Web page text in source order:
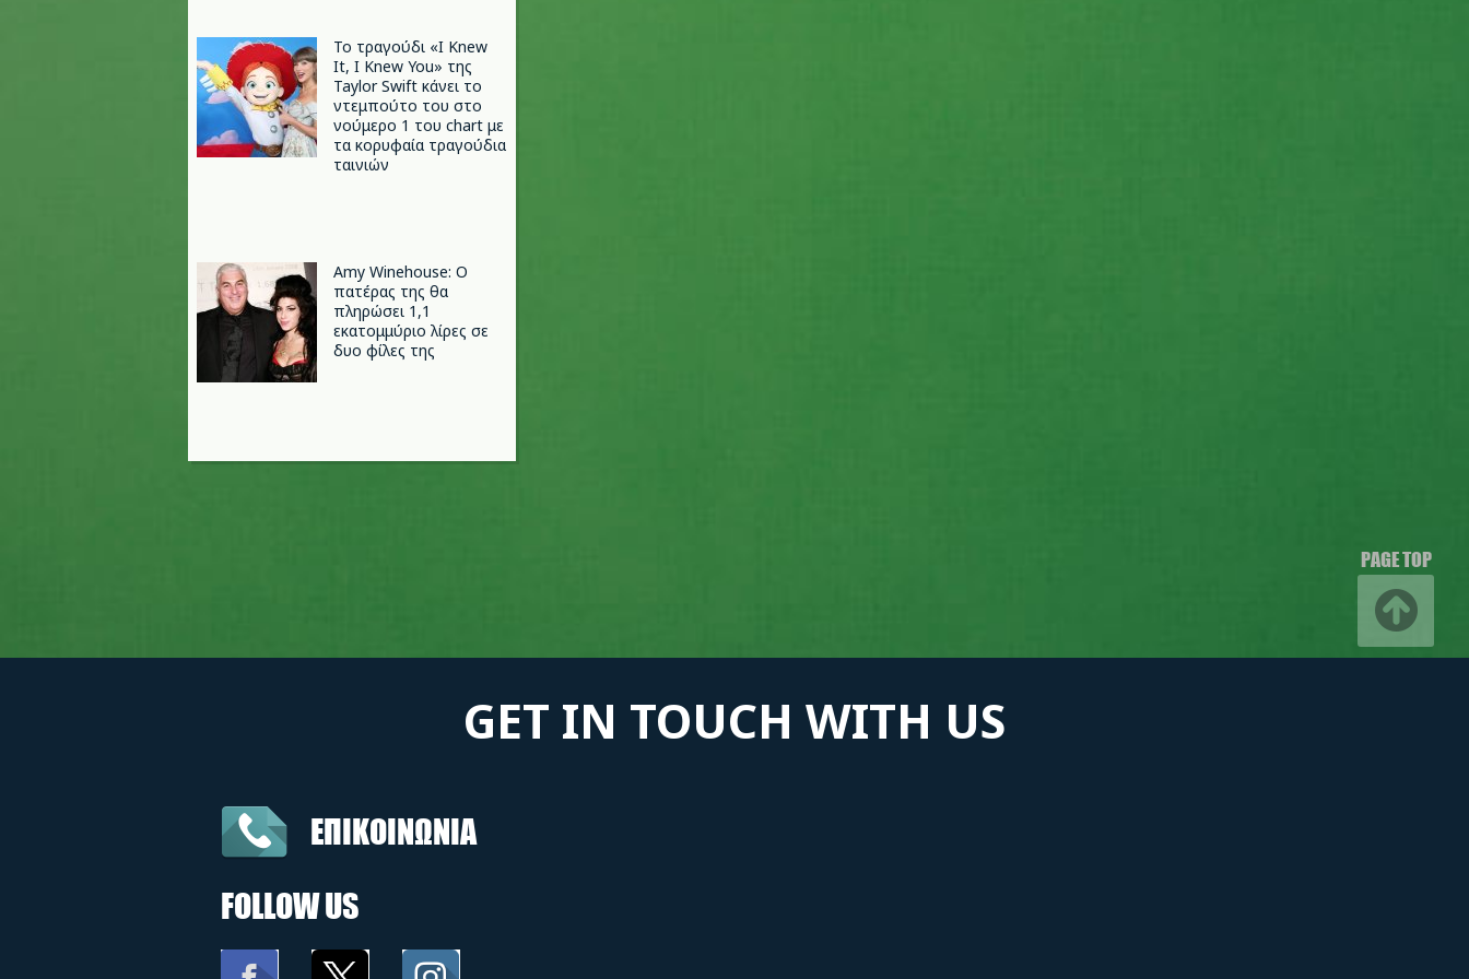
Το τραγούδι «I Knew
It, I Knew You» της
Taylor Swift κάνει το
ντεμπούτο του στο
νούμερο 1 του chart με
τα κορυφαία τραγούδια
ταινιών
Amy Winehouse: Ο
πατέρας της θα
πληρώσει 1,1
εκατομμύριο λίρες σε
δυο φίλες της
PAGE TOP
GET IN TOUCH WITH US
ΕΠΙΚΟΙΝΩΝΙΑ
FOLLOW US